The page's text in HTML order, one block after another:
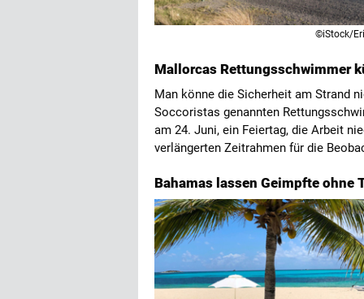
©iStock/
Mallorcas Rettungsschwimmer
Man könne die Sicherheit am Strand
Soccoristas genannten
am 24. Juni, ein Feiertag, die Arbeit
verlängerten Zeitrahmen für die
Bahamas lassen Geimpfte ohne